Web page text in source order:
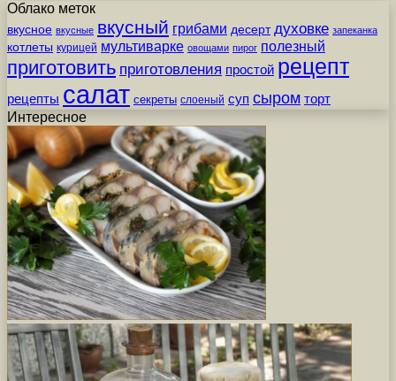
Облако меток
вкусное вкусные вкусный грибами десерт духовке запеканка
котлеты курицей мультиварке овощами пирог полезный
приготовить приготовления простой рецепт
рецепты салат секреты слоеный суп сыром торт
Интересное